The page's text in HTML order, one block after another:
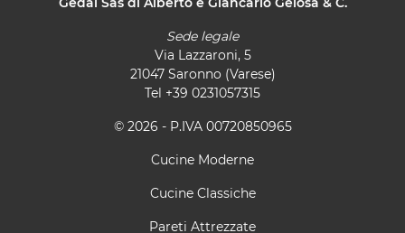
Sede legale
Via Lazzaroni, 5
21047 Saronno (Varese)
Tel +39 0231057315
© 2026 - P.IVA 00720850965
Cucine Moderne
Cucine Classiche
Pareti Attrezzate